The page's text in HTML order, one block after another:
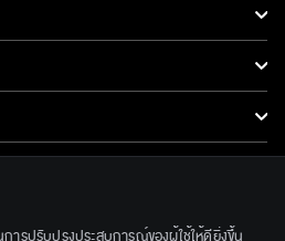
ารปรับปรุงประสบการณ์ของผู้ใช้ให้ดียิ่งขึ้น